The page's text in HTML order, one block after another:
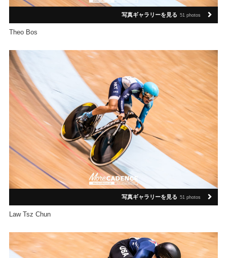
写真ギャラリーを見る 51 photos
Theo Bos
写真ギャラリーを見る 51 photos
Law Tsz Chun